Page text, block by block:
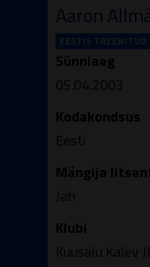
EESTIS TREENITUD
Aaron
Sünniaeg
05.04.2003
Kodakondsus
Eesti
Mängija
Jah
Klubi
Kuusalu Kalev